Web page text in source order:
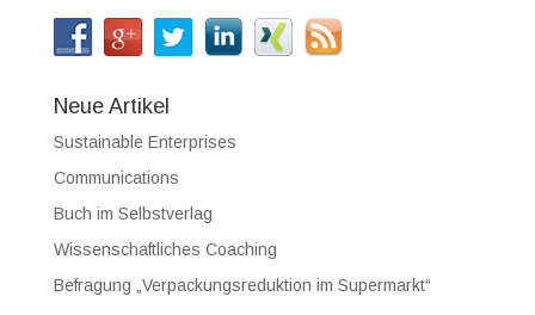
Neue Artikel
Sustainable Enterprises
Communications
Buch im Selbstverlag
Wissenschaftliches Coaching
Befragung „Verpackungsreduktion im Supermarkt“